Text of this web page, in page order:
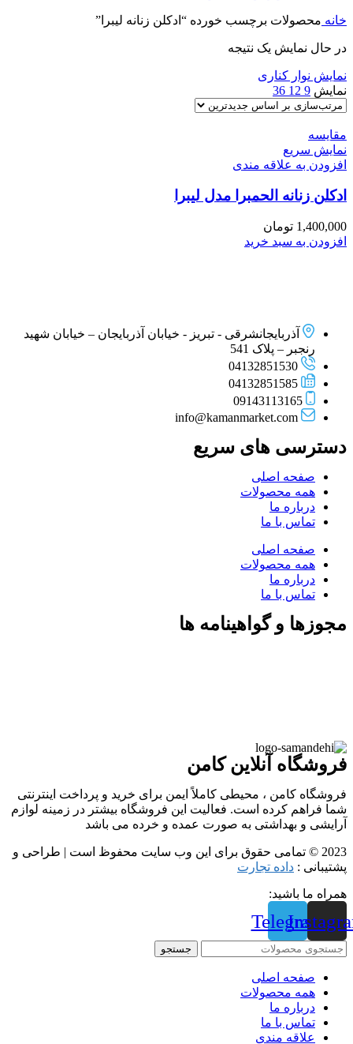
خانه محصولات برچسب خورده “ادکلن زنانه لیبرا”
در حال نمایش یک نتیجه
نمایش نوار کناری
نمایش 9
12
36
مقايسه
نمایش سریع
افزودن به علاقه مندی
ادکلن زنانه الحمبرا مدل لیبرا
1,400,000 تومان
افزودن به سبد خرید
آذربایجانشرقی - تبریز - خیابان آذربایجان – خیابان شهید
رنجبر – پلاک 541
04132851530
04132851585
09143113165
info@kamanmarket.com
دسترسی های سریع
صفحه اصلی
همه محصولات
درباره ما
تماس با ما
صفحه اصلی
همه محصولات
درباره ما
تماس با ما
مجوزها و گواهینامه ها
فروشگاه آنلاین کامن
فروشگاه کامن ، محیطی کاملاً ایمن برای خرید و پرداخت اینترنتی
شما فراهم کرده است. فعالیت این فروشگاه بیشتر در زمینه لوازم
آرایشی و بهداشتی به صورت عمده و خرده می باشد
2023 © تمامی حقوق برای این وب سایت محفوظ است | طراحی و
پشتیبانی : داده تجارت
همراه ما باشید:
Telegram
جستجو
صفحه اصلی
همه محصولات
درباره ما
تماس با ما
علاقه مندی